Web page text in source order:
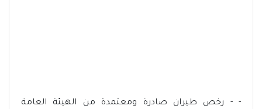
- - رخص طيران صادرة ومعتمدة من الهيئة العامة